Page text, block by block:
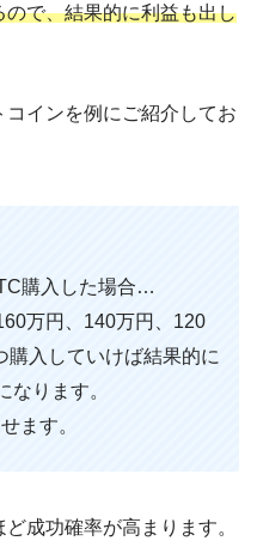
で、結果的に利益も出し
インを例にご紹介してお
購入した場合…
万円、140万円、120
入していけば結果的に
なります。
ます。
成功確率が高まります。